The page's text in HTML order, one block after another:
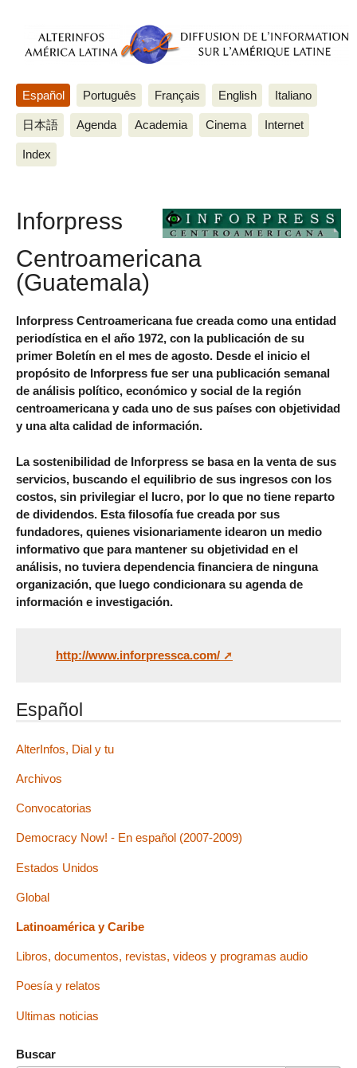
Español Português Français English Italiano
日本語 Agenda Academia Cinema Internet
Index
Inforpress
Centroamericana
(Guatemala)
Inforpress Centroamericana fue creada como una entidad
periodística en el año 1972, con la publicación de su
primer Boletín en el mes de agosto. Desde el inicio el
propósito de Inforpress fue ser una publicación semanal
de análisis político, económico y social de la región
centroamericana y cada uno de sus países con objetividad
y una alta calidad de información.
La sostenibilidad de Inforpress se basa en la venta de sus
servicios, buscando el equilibrio de sus ingresos con los
costos, sin privilegiar el lucro, por lo que no tiene reparto
de dividendos. Esta filosofía fue creada por sus
fundadores, quienes visionariamente idearon un medio
informativo que para mantener su objetividad en el
análisis, no tuviera dependencia financiera de ninguna
organización, que luego condicionara su agenda de
información e investigación.
http://www.inforpressca.com/
Español
AlterInfos, Dial y tu
Archivos
Convocatorias
Democracy Now! - En español (2007-2009)
Estados Unidos
Global
Latinoamérica y Caribe
Libros, documentos, revistas, videos y programas audio
Poesía y relatos
Ultimas noticias
Buscar